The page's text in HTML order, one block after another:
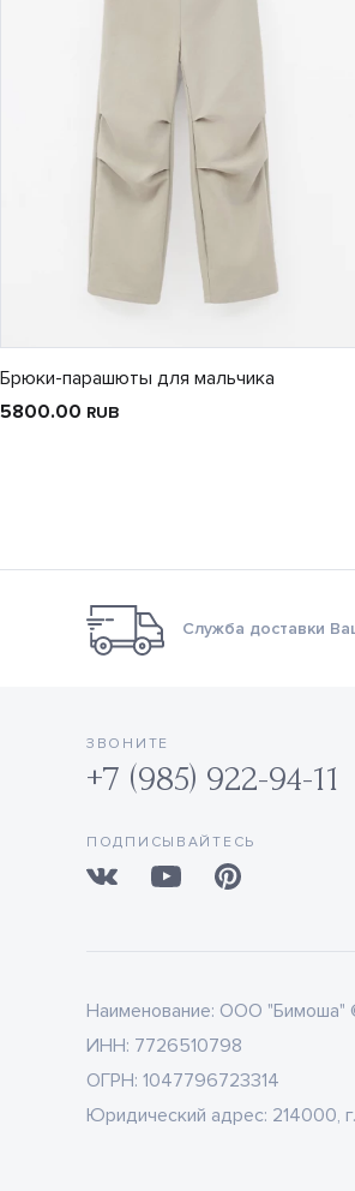
Брюки-парашюты для мальчика
5800.00 RUB
Служба доставки
ЗВОНИТЕ
+7 (985) 922-94-11
ПОДПИСЫВАЙТЕСЬ
Наименование: ООО "Бимоша"
ИНН: 7726510798
ОГРН: 1047796723314
Юридический адрес: 214000,